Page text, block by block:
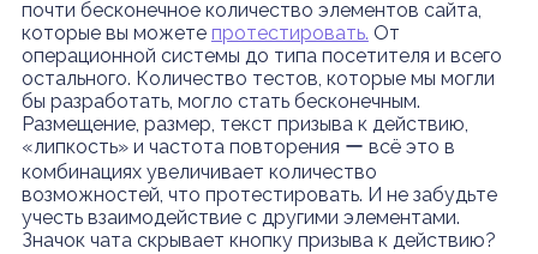
почти бесконечное количество элементов сайта,
которые вы можете протестировать. От
операционной системы до типа посетителя и всего
остального. Количество тестов, которые мы могли
бы разработать, могло стать бесконечным.
Размещение, размер, текст призыва к действию,
«липкость» и частота повторения ー всё это в
комбинациях увеличивает количество
возможностей, что протестировать. И не забудьте
учесть взаимодействие с другими элементами.
Значок чата скрывает кнопку призыва к действию?